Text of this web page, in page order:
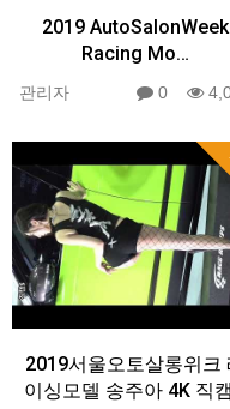
2019 AutoSalonWeek
Racing Mo…
관리자 0
2019서울오토살롱위크
이싱모델 송주아 4K 직